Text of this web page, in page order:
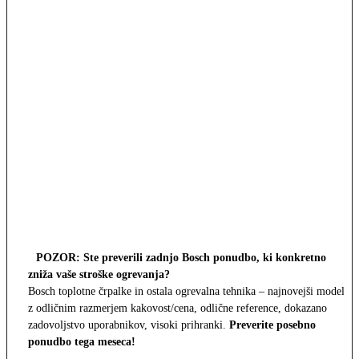
POZOR: Ste preverili zadnjo Bosch ponudbo, ki konkretno
zniža vaše stroške ogrevanja?
Bosch toplotne črpalke in ostala ogrevalna tehnika – najnovejši modeli
z odličnim razmerjem kakovost/cena, odlične reference, dokazano
zadovoljstvo uporabnikov, visoki prihranki. Preverite posebno
ponudbo tega meseca!